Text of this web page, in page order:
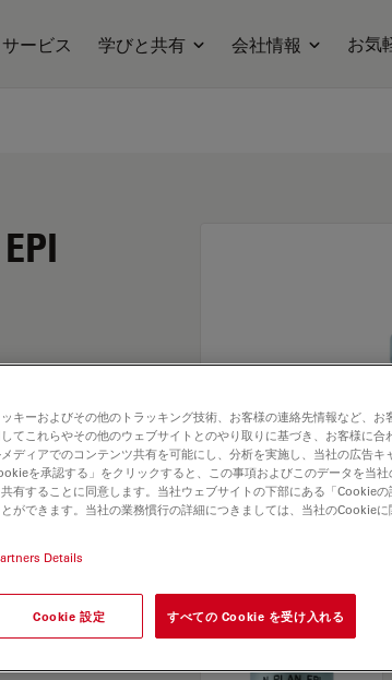
サービス 学びと共有 会社情報 お気
fit for
キーおよびその他のトラッキング技術、お客様の連絡先情報など、お
てこれらやその他のウェブサイトとのやり取りに基づき、お客様に合
ディアでのコンテンツ共有を可能にし、分析を実施し、当社の広告キ
を承認する」をクリックすると、この事項およびこのデータを当
有することに同意します。当社ウェブサイトの下部にある「Cookie
ができます。当社の業務慣行の詳細につきましては、当社のCookie
Details
Cookie 設定 すべての Cookie を受け入れる